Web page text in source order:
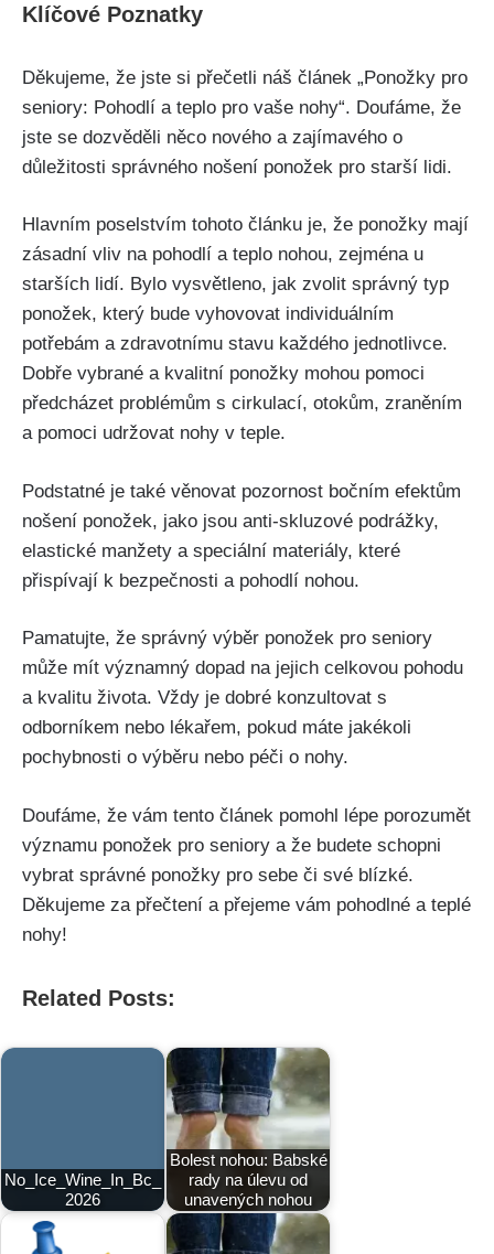
Klíčové Poznatky
Děkujeme, že jste si přečetli náš článek „Ponožky pro
seniory: Pohodlí a teplo pro vaše nohy“. Doufáme, že
jste se dozvěděli něco nového a zajímavého o
důležitosti správného nošení ponožek pro starší lidi.
Hlavním poselstvím tohoto článku je, že ponožky mají
zásadní vliv na pohodlí a teplo nohou, zejména u
starších lidí. Bylo vysvětleno, jak zvolit správný typ
ponožek, který bude vyhovovat individuálním
potřebám a zdravotnímu stavu každého jednotlivce.
Dobře vybrané a kvalitní ponožky mohou pomoci
předcházet problémům s cirkulací, otokům, zraněním
a pomoci udržovat nohy v teple.
Podstatné je také věnovat pozornost bočním efektům
nošení ponožek, jako jsou anti-skluzové podrážky,
elastické manžety a speciální materiály, které
přispívají k bezpečnosti a pohodlí nohou.
Pamatujte, že správný výběr ponožek pro seniory
může mít významný dopad na jejich celkovou pohodu
a kvalitu života. Vždy je dobré konzultovat s
odborníkem nebo lékařem, pokud máte jakékoli
pochybnosti o výběru nebo péči o nohy.
Doufáme, že vám tento článek pomohl lépe porozumět
významu ponožek pro seniory a že budete schopni
vybrat správné ponožky pro sebe či své blízké.
Děkujeme za přečtení a přejeme vám pohodlné a teplé
nohy!
Related Posts:
No_Ice_Wine_In_Bc_
2026
Bolest nohou: Babské
rady na úlevu od
unavených nohou